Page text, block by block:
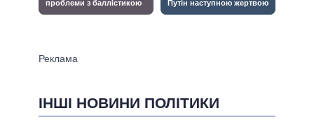
ІНШІ НОВИНИ ПОЛІТИКИ